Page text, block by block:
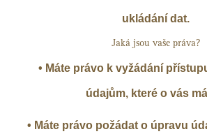
ukládání dat.
Jaká jsou vaše práva?
• Máte právo k vyžádání
údajům, které o vás
• Máte právo požádat o úpravu